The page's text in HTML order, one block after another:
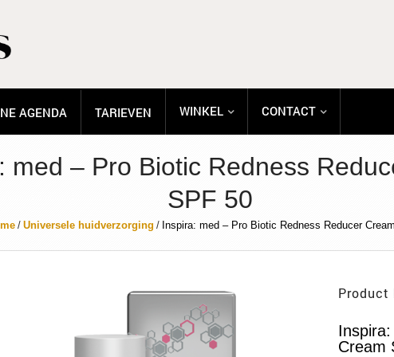
AGENDA TARIEVEN WINKEL CONTACT
med – Pro Biotic Redness
SPF 50
/ Universele huidverzorging / Inspira: med – Pro Biotic Redness Reducer
Product
Cream